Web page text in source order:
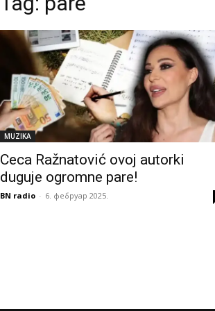
MUZIKA
Ceca Ražnatović ovoj autorki
duguje ogromne pare!
BN radio - 6. фебруар 2025.